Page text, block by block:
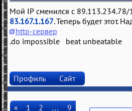
Мой IP сменился с
83.167.1.167. Теперь будет этот.
http-сервер
.do impossible beat unbeatable
Профиль Сайт
« 1 2 … 9